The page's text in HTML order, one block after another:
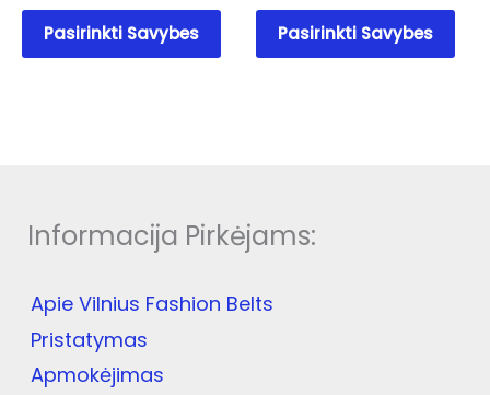
Pasirinkti Savybes
This
product
has
chosen
product
Pasirinkti Savybes
This
has
Informacija Pirkėjams:
Apie Vilnius Fashion Belts
Pristatymas
Apmokėjimas